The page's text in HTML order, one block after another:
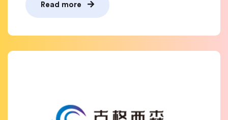
Read more